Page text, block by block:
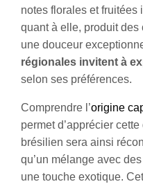
notes florales et
quant à elle, produit
une douceur
régionales invitent à
selon ses préférences.
Comprendre l’origine
permet d’apprécier
brésilien sera ainsi
qu’un mélange avec
une touche exotique.